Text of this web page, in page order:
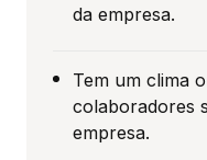
da empresa.
Tem um clima
colaboradores
empresa.